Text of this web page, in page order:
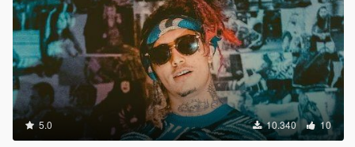
5.0 10.340 10